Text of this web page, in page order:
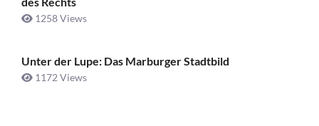
1258 Views
Unter der Lupe: Das Marburger Stadtbild
1172 Views